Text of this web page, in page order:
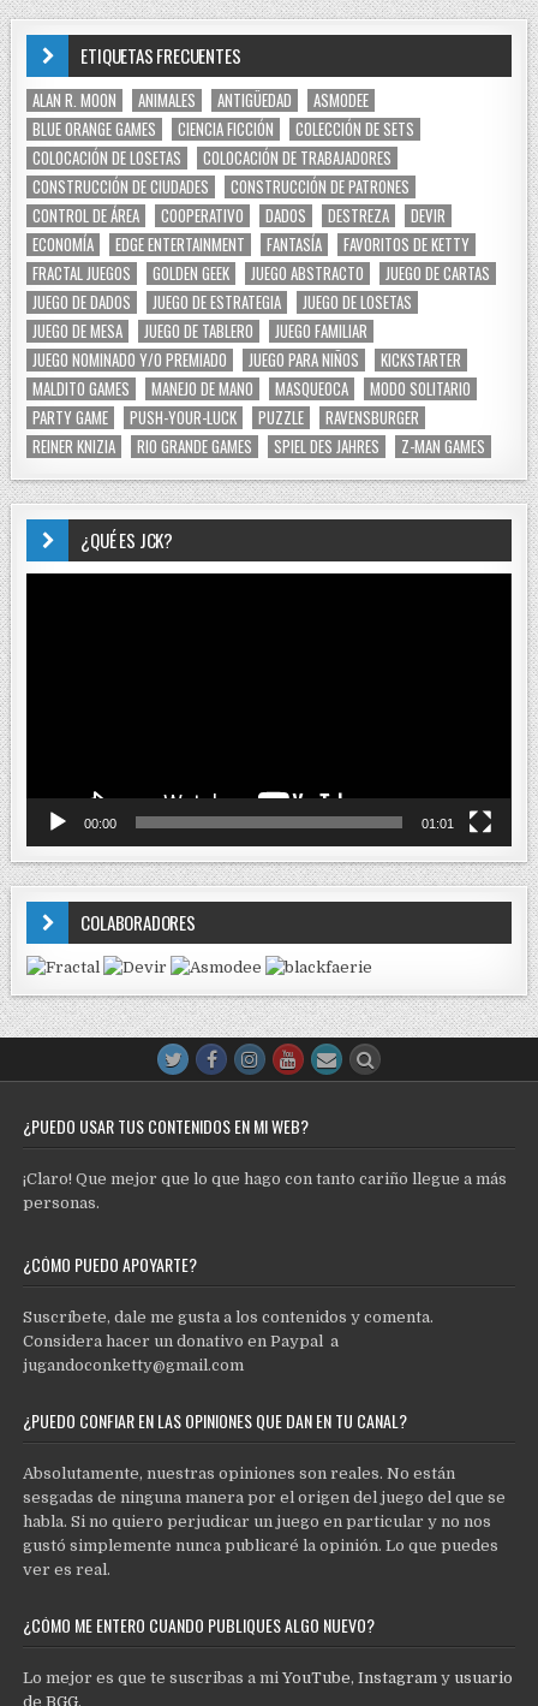
ETIQUETAS FRECUENTES
ALAN R. MOON ANIMALES ANTIGÜEDAD
ASMODEE
BLUE ORANGE GAMES
CIENCIA FICCIÓN
COLECCIÓN DE SETS
COLOCACIÓN DE LOSETAS
COLOCACIÓN DE TRABAJADORES
CONSTRUCCIÓN DE CIUDADES
CONSTRUCCIÓN DE PATRONES
CONTROL DE ÁREA
COOPERATIVO DADOS DESTREZA
DEVIR
ECONOMÍA
EDGE ENTERTAINMENT FANTASÍA
FAVORITOS DE KETTY
FRACTAL JUEGOS
GOLDEN GEEK JUEGO ABSTRACTO
JUEGO DE CARTAS
JUEGO DE DADOS
JUEGO DE ESTRATEGIA
JUEGO DE LOSETAS
JUEGO DE MESA
JUEGO DE TABLERO
JUEGO FAMILIAR
JUEGO NOMINADO Y/O PREMIADO
JUEGO PARA NIÑOS
KICKSTARTER
MALDITO GAMES
MANEJO DE MANO MASQUEOCA
MODO SOLITARIO
PARTY GAME
PUSH-YOUR-LUCK PUZZLE
RAVENSBURGER
REINER KNIZIA
RIO GRANDE GAMES SPIEL DES JAHRES Z-MAN GAMES
¿QUÉ ES JCK?
00:00 01:01
COLABORADORES
¿PUEDO USAR TUS CONTENIDOS EN MI WEB?
¡Claro! Que mejor que lo que hago con tanto cariño llegue a más
personas.
¿CÓMO PUEDO APOYARTE?
Suscríbete, dale me gusta a los contenidos y comenta.
Considera hacer un donativo en Paypal a
jugandoconketty@gmail.com
¿PUEDO CONFIAR EN LAS OPINIONES QUE DAN EN TU CANAL?
Absolutamente, nuestras opiniones son reales. No están
sesgadas de ninguna manera por el origen del juego del que se
habla. Si no quiero perjudicar un juego en particular y no nos
gustó simplemente nunca publicaré la opinión. Lo que puedes
ver es real.
¿CÓMO ME ENTERO CUANDO PUBLIQUES ALGO NUEVO?
Lo mejor es que te suscribas a miYouTube,Instagram y usuario
de BGG.